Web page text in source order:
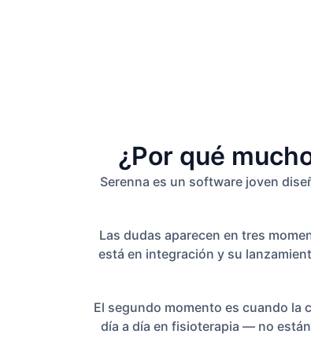
¿Por qué
Serenna es un software joven
Las dudas aparecen en tres
está en integración y su
El segundo momento es cuando
día a día en fisioterapia — no